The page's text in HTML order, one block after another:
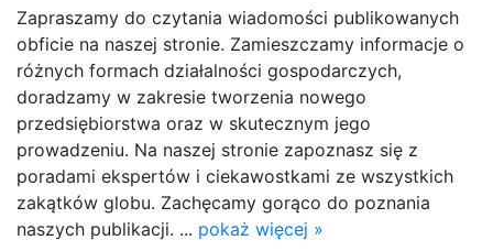
Zapraszamy do czytania wiadomości publikowanych
obficie na naszej stronie. Zamieszczamy informacje o
różnych formach działalności gospodarczych,
doradzamy w zakresie tworzenia nowego
przedsiębiorstwa oraz w skutecznym jego
prowadzeniu. Na naszej stronie zapoznasz się z
poradami ekspertów i ciekawostkami ze wszystkich
zakątków globu. Zachęcamy gorąco do poznania
naszych publikacji. ... pokaż więcej »